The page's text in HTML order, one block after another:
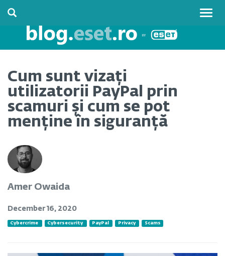
Cum sunt vizați
utilizatorii PayPal prin
scamuri și cum se pot
menține în siguranță
Amer Owaida
December 16, 2020
Cybercrime Cybersecurity PayPal Privacy Scams